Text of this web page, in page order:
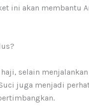
ini akan membantu
selain
juga menjadi